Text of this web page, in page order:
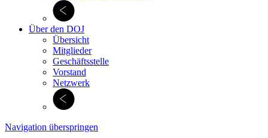
Über den DOJ
Übersicht
Mitglieder
Geschäftsstelle
Vorstand
Netzwerk
Navigation überspringen